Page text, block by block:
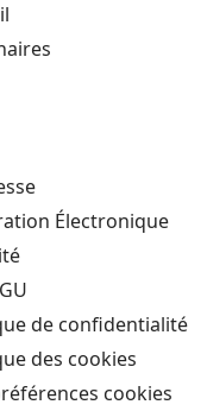
Électronique
de confidentialité
des cookies
cookies